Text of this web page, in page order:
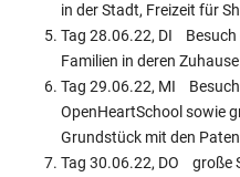
in der Stadt, Freizeit für
Tag 28.06.22, DI Besuch
Familien in deren Zuhause
Tag 29.06.22, MI
OpenHeartSchool sowie
Grundstück mit den
Tag 30.06.22, DO große